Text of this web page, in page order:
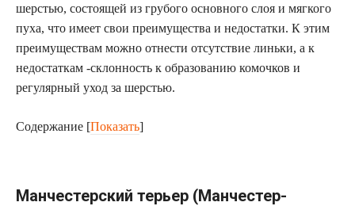
шерстью, состоящей из грубого основного слоя и мягкого
пуха, что имеет свои преимущества и недостатки. К этим
преимуществам можно отнести отсутствие линьки, а к
недостаткам -склонность к образованию комочков и
регулярный уход за шерстью.
Содержание [Показать]
Манчестерский терьер (Манчестер-